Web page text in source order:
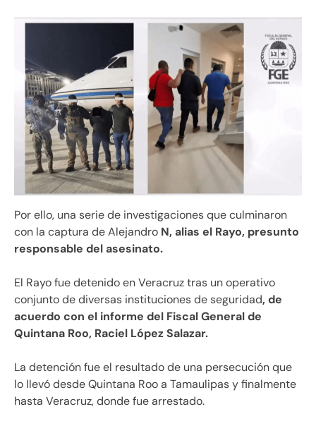
Por ello, una serie de investigaciones que culminaron
con la captura de Alejandro N, alias el Rayo, presunto
responsable del asesinato.
El Rayo fue detenido en Veracruz tras un operativo
conjunto de diversas instituciones de seguridad, de
acuerdo con el informe del Fiscal General de
Quintana Roo, Raciel López Salazar.
La detención fue el resultado de una persecución que
lo llevó desde Quintana Roo a Tamaulipas y finalmente
hasta Veracruz, donde fue arrestado.